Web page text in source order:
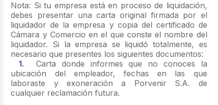
Nota: Si tu empresa está en proceso de liquidación,
debes presentar una carta original firmada por el
liquidador de la empresa y copia del certificado de
Cámara y Comercio en el que conste el nombre del
liquidador. Si la empresa se liquidó totalmente, es
necesario que presentes los siguientes documentos:
Carta donde informes que no conoces la
ubicación del empleador, fechas en las que
laboraste y exoneración a Porvenir S.A. de
cualquier reclamación futura.